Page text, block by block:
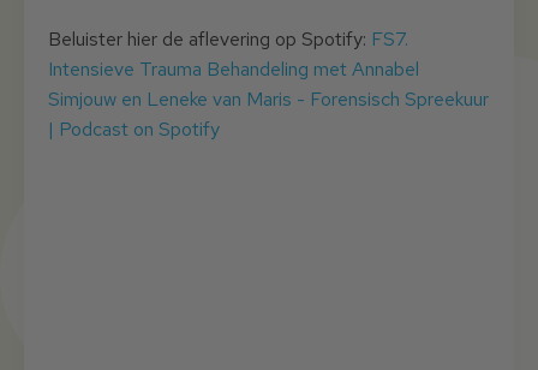
Beluister hier de aflevering op Spotify: FS7.
Intensieve Trauma Behandeling met Annabel
Simjouw en Leneke van Maris - Forensisch Spreekuur
| Podcast on Spotify